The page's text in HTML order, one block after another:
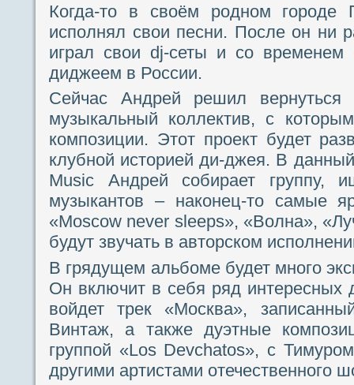
Когда-то в своём родном
исполнял свои песни. После он ни
играл свои dj-сеты и со
диджеем в России.
Сейчас Андрей решил вернуться
музыкальный коллектив, с
композиции. Этот проект будет
клубной историей ди-джея. В
Music Андрей собирает группу,
музыкантов – наконец-то самые
«Moscow never sleeps», «Волна»,
будут звучать в авторском
В грядущем альбоме будет много
Он включит в себя ряд интересных
войдет трек «Москва»,
Винтаж, а также дуэтные
группой «Los Devchatos», с
другими артистами отечественного